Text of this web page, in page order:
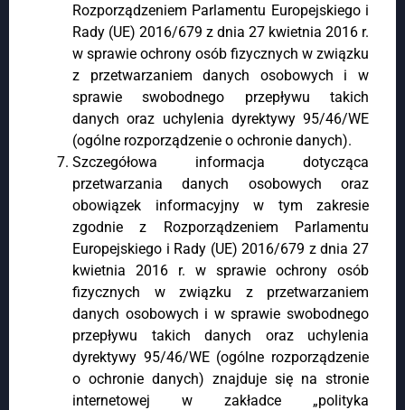
Rozporządzeniem Parlamentu Europejskiego i
Rady (UE) 2016/679 z dnia 27 kwietnia 2016 r.
w sprawie ochrony osób fizycznych w związku
z przetwarzaniem danych osobowych i w
sprawie swobodnego przepływu takich
danych oraz uchylenia dyrektywy 95/46/WE
(ogólne rozporządzenie o ochronie danych).
Szczegółowa informacja dotycząca
przetwarzania danych osobowych oraz
obowiązek informacyjny w tym zakresie
zgodnie z Rozporządzeniem Parlamentu
Europejskiego i Rady (UE) 2016/679 z dnia 27
kwietnia 2016 r. w sprawie ochrony osób
fizycznych w związku z przetwarzaniem
danych osobowych i w sprawie swobodnego
przepływu takich danych oraz uchylenia
dyrektywy 95/46/WE (ogólne rozporządzenie
o ochronie danych) znajduje się na stronie
internetowej w zakładce „polityka